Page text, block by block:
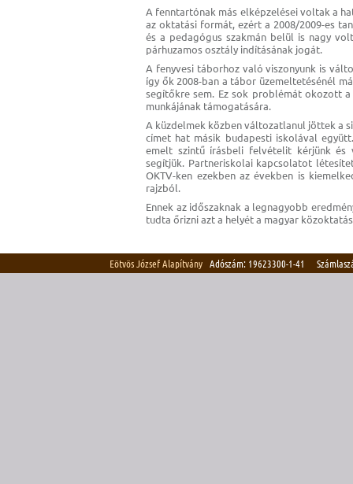
A fenntartónak más elképzelései voltak a
az oktatási formát, ezért a 2008/2009-es
és a pedagógus szakmán belül is nagy
párhuzamos osztály indításának jogát.
A fenyvesi táborhoz való viszonyunk is
így ők 2008-ban a tábor üzemeltetésénél
segítőkre sem. Ez sok problémát okozott
munkájának támogatására.
A küzdelmek közben változatlanul jöttek a
címet hat másik budapesti iskolával
emelt szintű írásbeli felvételit kérjünk és
segítjük. Partneriskolai kapcsolatot
OKTV-ken ezekben az években is
rajzból.
Ennek az időszaknak a legnagyobb
tudta őrizni azt a helyét a magyar
Eötvös József Alapítvány Adószám: 19623300-1-41